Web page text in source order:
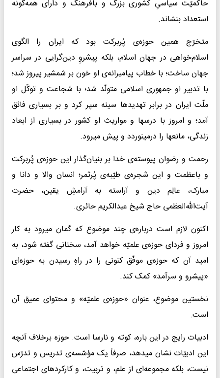
حاکمیّت سیاسیِ کشوری بزرگ و بافرهنگ و دارای همه‌گونه
استعداد بنشاند.
متخرّج همین حوزه‌ی پُربرکت بود که ایران را الگوی
اسلام‌خواهی در جهان اسلام، بلکه پیشروِ دین‌گرایی در سراسر
جهان ساخت؛ با خطاب پیامبرانه‌ی او خون بر شمشیر پیروز شد؛
با تدبیر او جمهوری اسلامی متولّد شد؛ با شجاعت و توکّل او
ملّت ایران در برابر تهدیدها سینه سپر کرد و بر بسیاری فائق
آمد؛ و امروز با درسها و مواریث او کشور در بسیاری از ابعاد
زندگی، مانعها را درمینوردد و پیش میرود.
رحمت و رضوان پیوسته‌ی خدا بر بنیان‌گذار این حوزه‌ی پُربرکت
و باعظمت و این شجره‌ی طیّبه‌ی پُرثمر؛ انسان والا و دانا و
مبارک، عالِم دین و آراسته به آرامشِ یقین، حضرت
آیت‌الله‌العظمی حاج شیخ عبدالکریم حائری.
اکنون لازم است درباره‌ی چند موضوع که گمان میرود به کار
امروز و فردای حوزه‌ی علمیّه خواهد آمد، سخنانی گفته شود، به
امید آن که حوزه‌ی موفّق کنونی را در راهِ رسیدن به حوزه‌ای
«پیشرو و سرآمد» کمک کند.
نخستین موضوع، عنوان «حوزه‌ی علمیّه» و محتوای عمیق آن
است.
ادبیات رایج در این باره، کوته و نارسا است. حوزه برخلاف آنچه
این ادبیّات نشان میدهد، صرفاً یک مؤسّسه‌ی تدریس و تدرّس
نیست، بلکه مجموعه‌ای از علم، و تربیت، و کارکردهای اجتماعی